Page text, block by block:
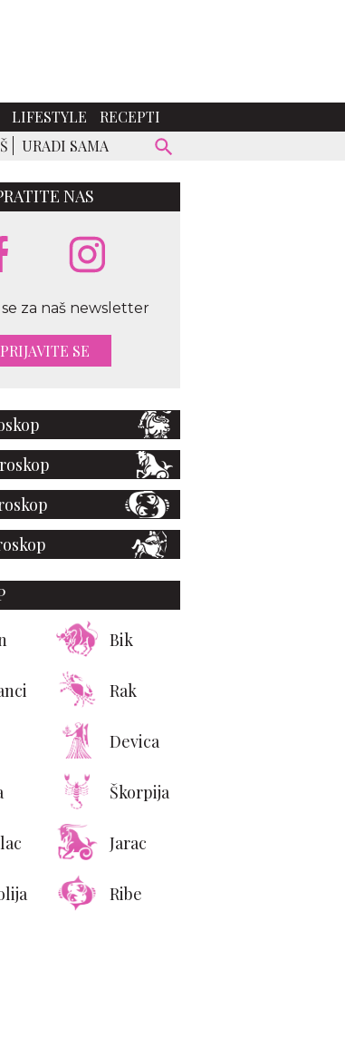
LIFESTYLE
RECEPTI
URADI SAMA
NAS
za naš newsletter
PRIJAVITE SE
Bik
Rak
Devica
Škorpija
Jarac
Ribe